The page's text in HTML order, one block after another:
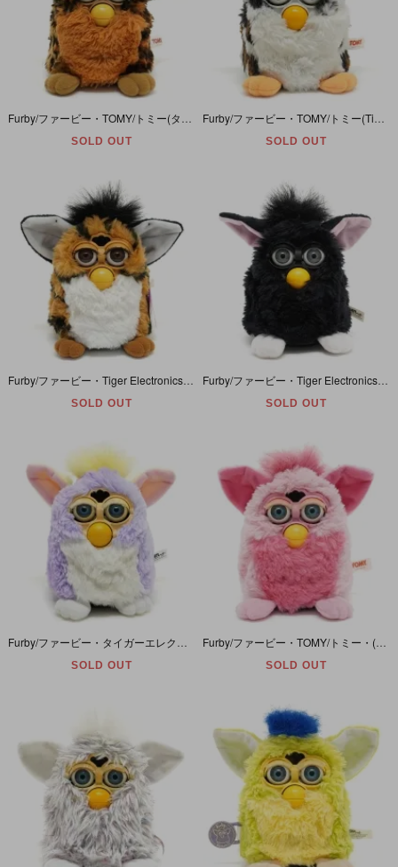
SOLD OUT SOLD OUT
Furby/ファービー・Tiger Electronics/タイガーエレクトロニクス(Hasbroハズブロ)・虎柄(オレンジ＋ブラックストライプ)×ブラック×ホワイト・Tiger/タイガー/虎・英語版
SOLD OUT SOLD OUT
SOLD OUT SOLD OUT